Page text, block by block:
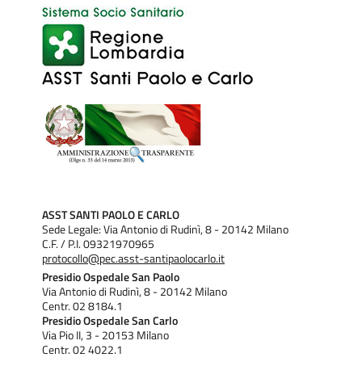
ASST SANTI PAOLO E CARLO
Sede Legale: Via Antonio di Rudinì, 8 - 20142 Milano
C.F. / P.I. 09321970965
protocollo@pec.asst-santipaolocarlo.it
Presidio Ospedale San Paolo
Via Antonio di Rudinì, 8 - 20142 Milano
Centr. 02 8184.1
Presidio Ospedale San Carlo
Via Pio II, 3 - 20153 Milano
Centr. 02 4022.1